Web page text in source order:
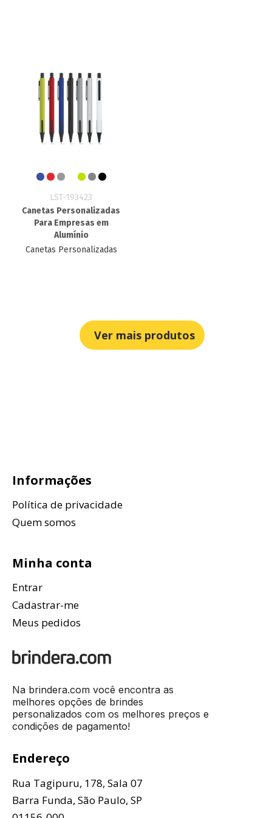
LST-193423
Canetas Personalizadas
Para Empresas em
Alumínio
Canetas Personalizadas
Ver mais produtos
Informações
Política de privacidade
Quem somos
Minha conta
Entrar
Cadastrar-me
Meus pedidos
Na brindera.com você encontra as
melhores opções de brindes
personalizados com os melhores preços e
condições de pagamento!
Endereço
Rua Tagipuru, 178, Sala 07
Barra Funda, São Paulo, SP